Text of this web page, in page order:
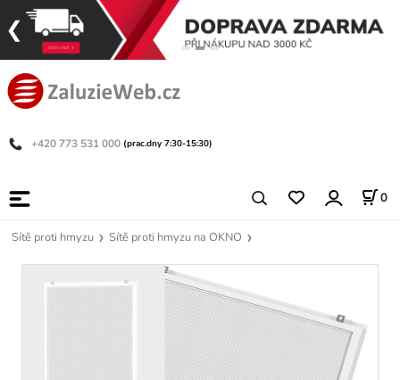
+420 773 531 000 (prac.dny 7:30-15:30)
0
Sítě proti hmyzu Sítě proti hmyzu na OKNO